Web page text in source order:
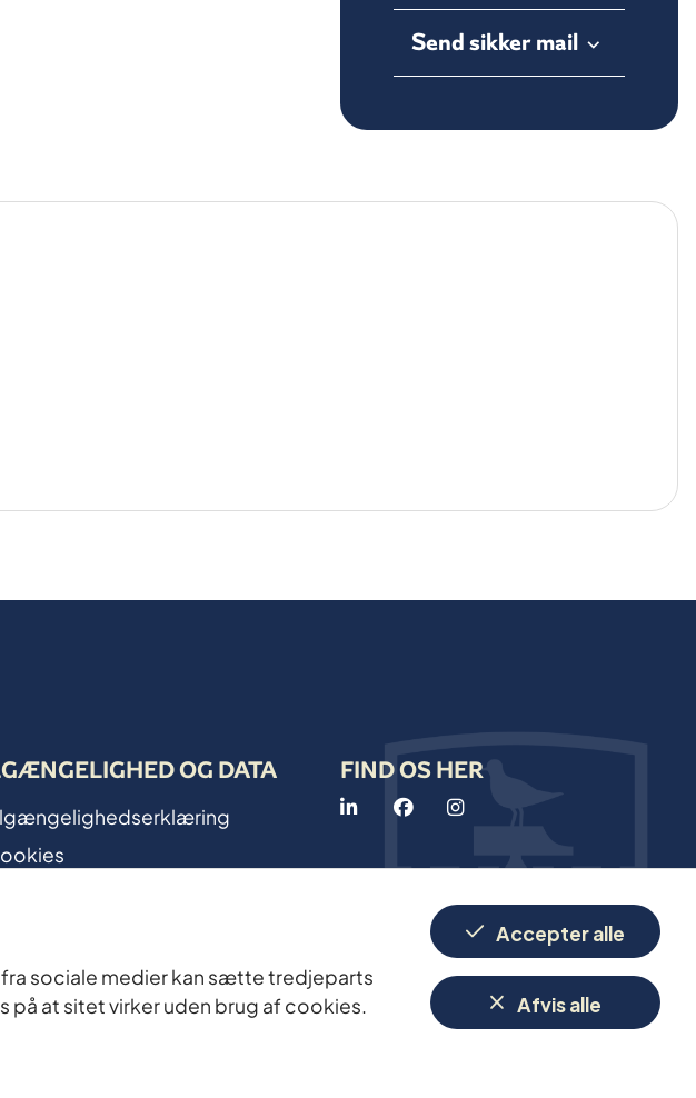
Send sikker mail
OG DATA
dit besøg i Borgerservice
FIND OS HER
sociale medier kan sætte tredjeparts
at sitet virker uden brug af cookies.
Accepter alle
Afvis alle